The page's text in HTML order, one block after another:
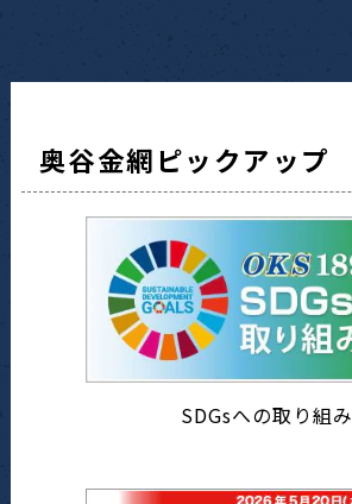
奥谷金網ピックアップ
SDGsへの取り組み